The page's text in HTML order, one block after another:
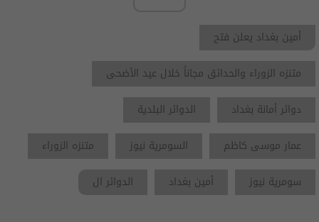
أمين بغداد يعلن فتح
متنزه الزوراء والحدائق مجاناً خلال عيد الأضحى
دوائر أمانة بغداد
الدوائر البلدية
عمار موسى كاظم
السومرية نيوز
متنزه الزوراء
سومرية نيوز
أمين بغداد الدوائر ال